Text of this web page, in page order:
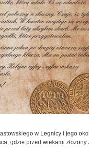
w Legnicy i jego
gdzie przed wiekami złożony